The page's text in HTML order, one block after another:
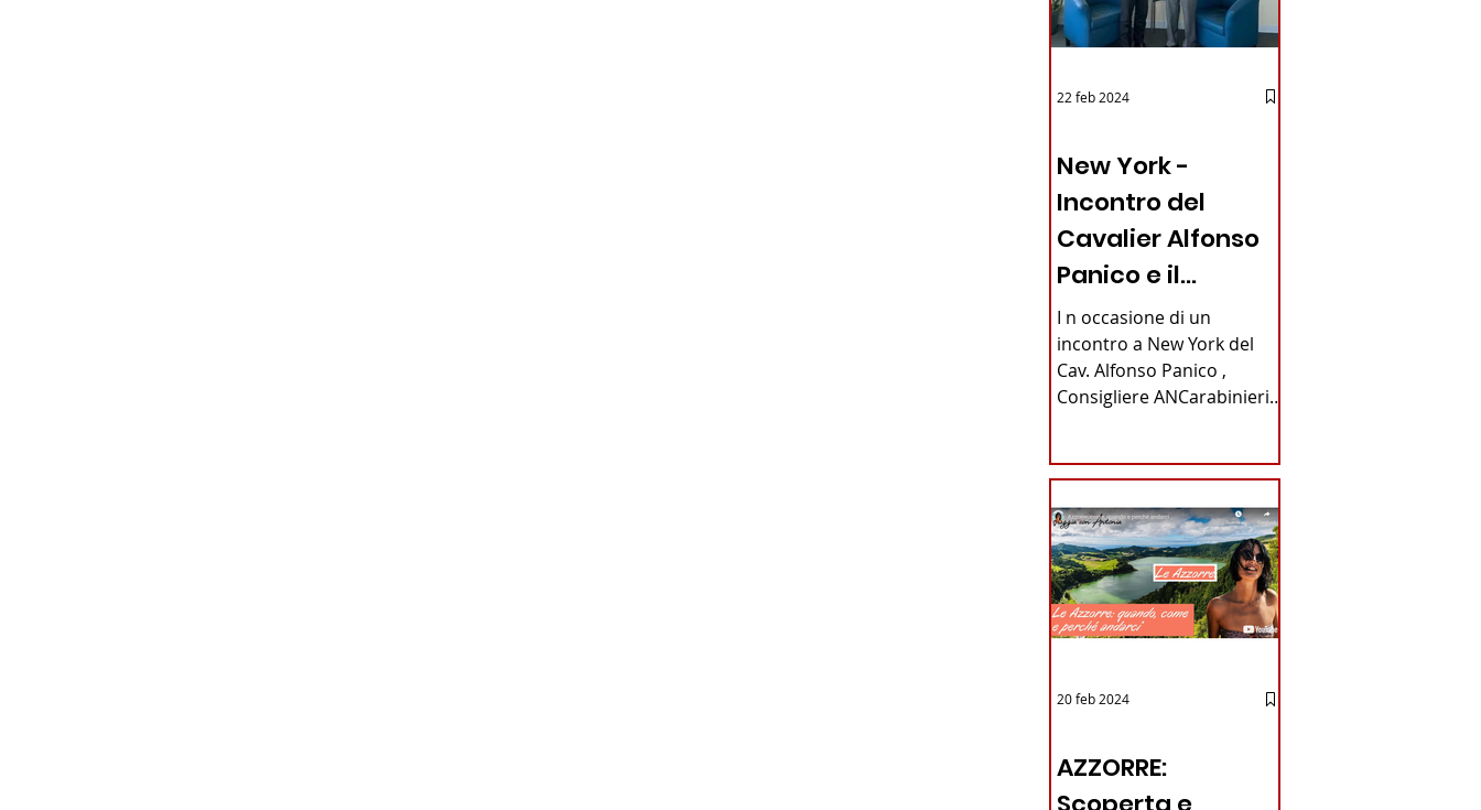
New York -
Incontro del
Cavalier Alfonso
Panico e il
Generale dei
Carabinieri
Fabrizio Parrulli
I n occasione di un
incontro a New York del
Cav. Alfonso Panico ,
Consigliere ANCarabinieri
22 feb 2024
AZZORRE:
20 feb 2024